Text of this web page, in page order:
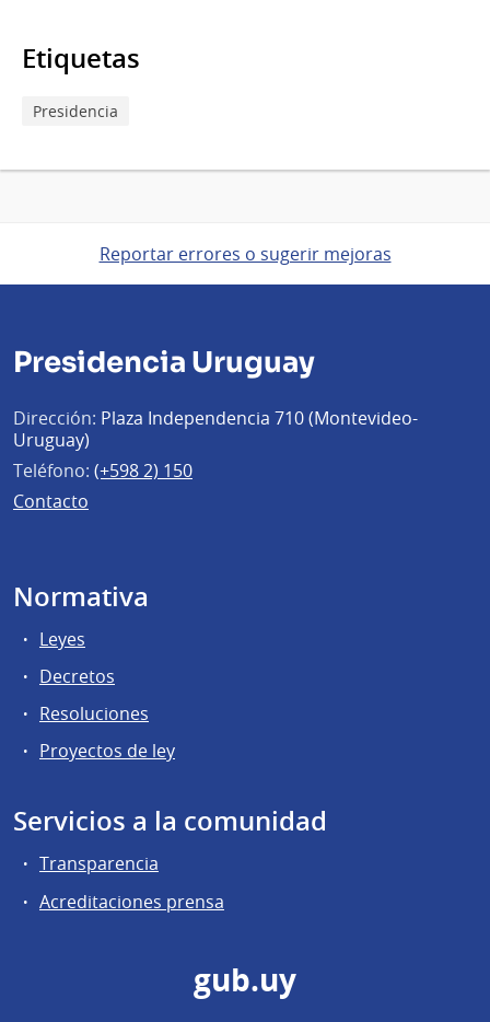
Etiquetas
Presidencia
Reportar errores o sugerir mejoras
Presidencia Uruguay
Dirección: Plaza Independencia 710 (Montevideo-
Uruguay)
Teléfono: (+598 2) 150
Contacto
Normativa
Leyes
Decretos
Resoluciones
Proyectos de ley
Servicios a la comunidad
Transparencia
Acreditaciones prensa
gub.uy